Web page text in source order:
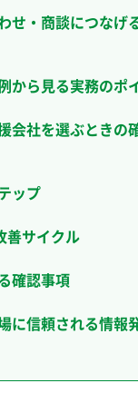
せ・商談につなげ
から見る実務のポ
会社を選ぶときの
ップ
善サイクル
確認事項
に信頼される情報